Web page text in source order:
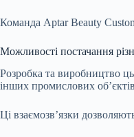
Команда Aptar Beauty
Можливості постачання
Розробка та виробництво
інших промислових
Ці взаємозв’язки